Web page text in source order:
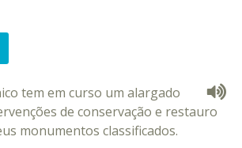
tem em curso um alargado
de conservação e restauro
monumentos classificados.